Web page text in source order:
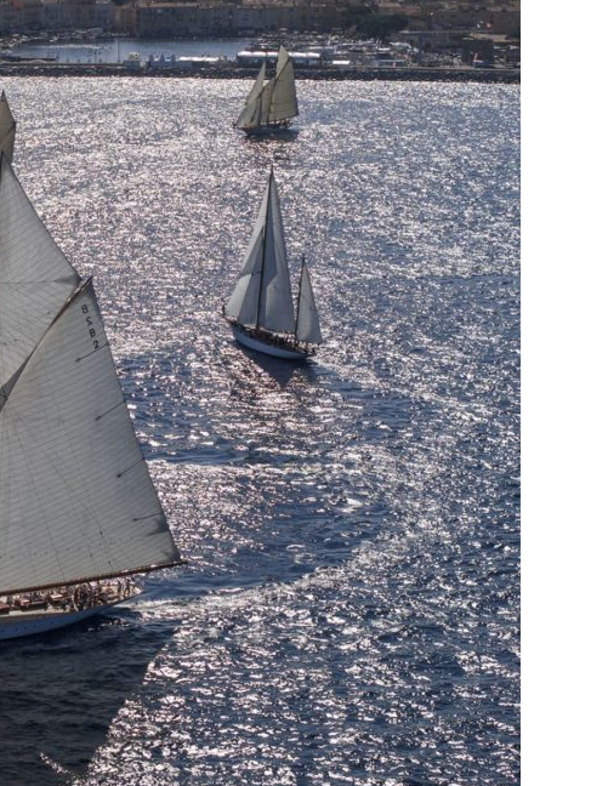
Fév
,Classe Ultim 32/23,Course au Large,IMOCA,Multi50 - Ocean Fifty
classes, 4 parcours, 4 duos vainqueurs
Transat Café l'Or
février 2025